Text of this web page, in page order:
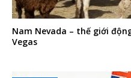
Nam Nevada – thế giới
Vegas